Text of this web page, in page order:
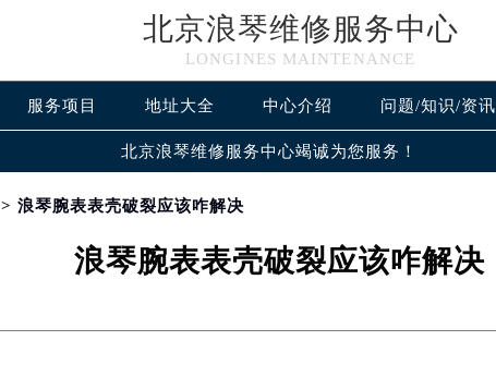
北京浪琴维修服务中心
LONGINES MAINTENANCE
服务项目 地址大全 中心介绍 问题/知识/资讯
北京浪琴维修服务中心竭诚为您服务！
> 浪琴腕表表壳破裂应该咋解决
浪琴腕表表壳破裂应该咋解决